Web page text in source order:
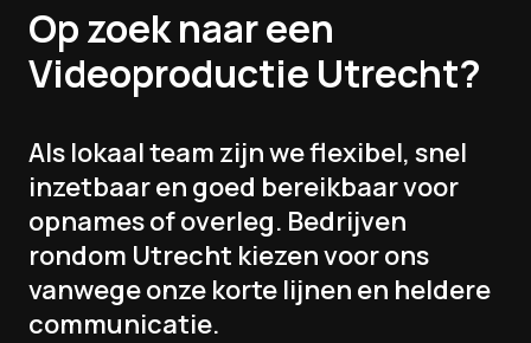
Opzoeknaareen
Videoproductie Utrecht?
Als lokaal team zijn we flexibel, snel
inzetbaar en goed bereikbaar voor
opnames of overleg. Bedrijven
rondom Utrecht kiezen voor ons
vanwege onze korte lijnen en heldere
communicatie.